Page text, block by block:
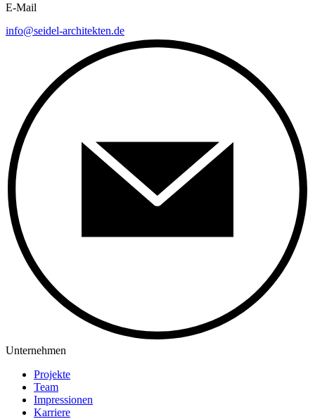
E-Mail
info@seidel-architekten.de
Unternehmen
Projekte
Team
Impressionen
Karriere